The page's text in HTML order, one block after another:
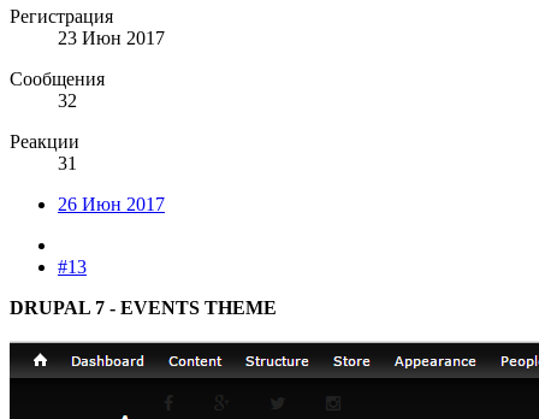
Регистрация
23 Июн 2017
Сообщения
32
Реакции
31
26 Июн 2017
#13
DRUPAL 7 - EVENTS THEME